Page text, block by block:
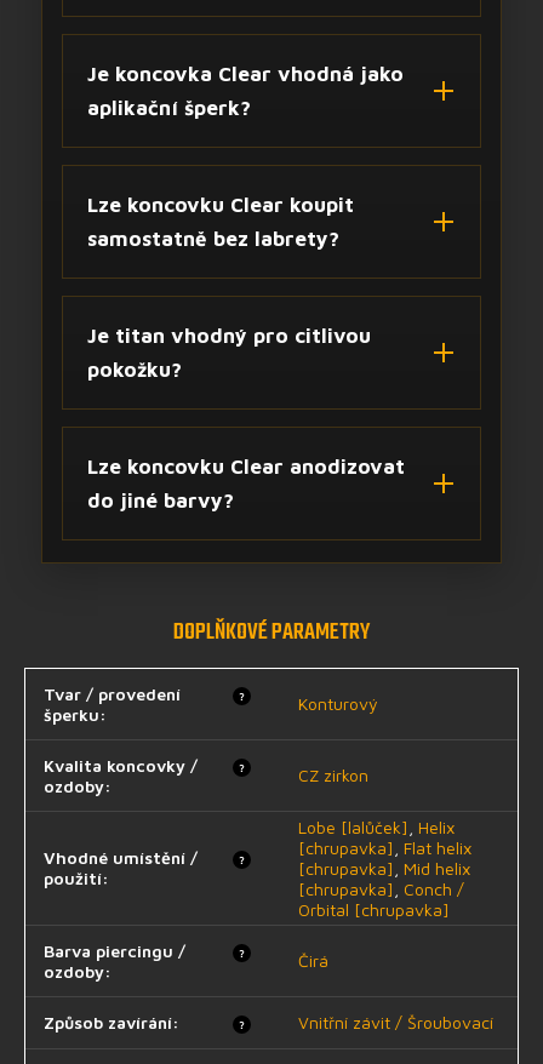
Je koncovka Clear vhodná jako
aplikační šperk?
Lze koncovku Clear koupit
samostatně bez labrety?
Je titan vhodný pro citlivou
pokožku?
Lze koncovku Clear anodizovat
do jiné barvy?
DOPLŇKOVÉ PARAMETRY
?
Tvar / provedení
šperku:
Konturový
?
Kvalita koncovky /
ozdoby:
CZ zirkon
?
Vhodné umístění /
použití:
Lobe [lalůček]
Helix
[chrupavka]
Flat helix
[chrupavka]
Mid helix
[chrupavka]
Conch /
Orbital [chrupavka]
?
Barva piercingu /
ozdoby:
Čirá
?
Způsob zavírání: Vnitřní závit / Šroubovací